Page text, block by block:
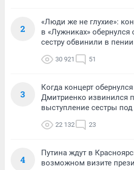
2
«Люди же не глухие»:
в «Лужниках»
сестру обвинили в
30 921 51
3
Когда концерт
Дмитриенко извинился
выступление сестры под
22 132 23
4
Путина ждут в
возможном визите